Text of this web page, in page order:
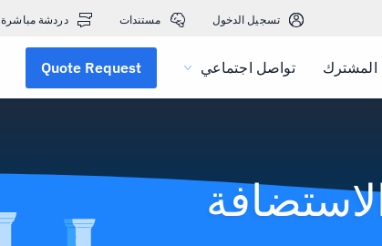
تسجيل الدخول مستندات دردشة مباشرة
المشترك تواصل اجتماعي Quote Request